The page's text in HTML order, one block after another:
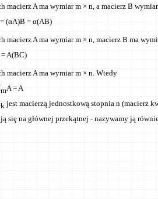
macierz A ma wymiar m × n, a macierz B
(αA)B = α(AB)
macierz A ma wymiar m × n, macierz B ma
A(BC)
macierz A ma wymiar m × n. Wtedy
mA = A
k jest macierzą jednostkową stopnia n (macierz
się na głównej przekątnej - nazywamy ją